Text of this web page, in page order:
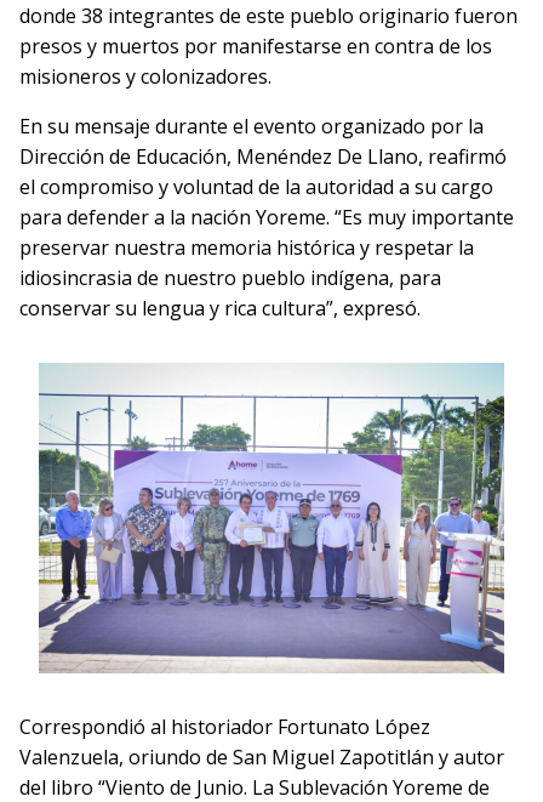
donde 38 integrantes de este pueblo originario fueron
presos y muertos por manifestarse en contra de los
misioneros y colonizadores.
En su mensaje durante el evento organizado por la
Dirección de Educación, Menéndez De Llano, reafirmó
el compromiso y voluntad de la autoridad a su cargo
para defender a la nación Yoreme. “Es muy importante
preservar nuestra memoria histórica y respetar la
idiosincrasia de nuestro pueblo indígena, para
conservar su lengua y rica cultura”, expresó.
Correspondió al historiador Fortunato López
Valenzuela, oriundo de San Miguel Zapotitlán y autor
del libro “Viento de Junio. La Sublevación Yoreme de